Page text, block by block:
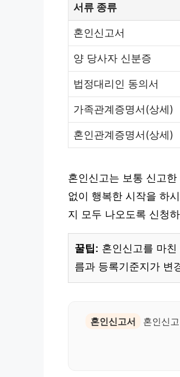
서류 종류
혼인신고서
양 당사자 신분증
법정대리인 동의서
가족관계증명서(상세)
혼인관계증명서(상세)
혼인신고는 보통 신고
없이 행복한 시작을 하
지 모두 나오도록 신청
꿀팁: 혼인신고를 마
름과 등록기준지가 변
혼인신고서
혼인신